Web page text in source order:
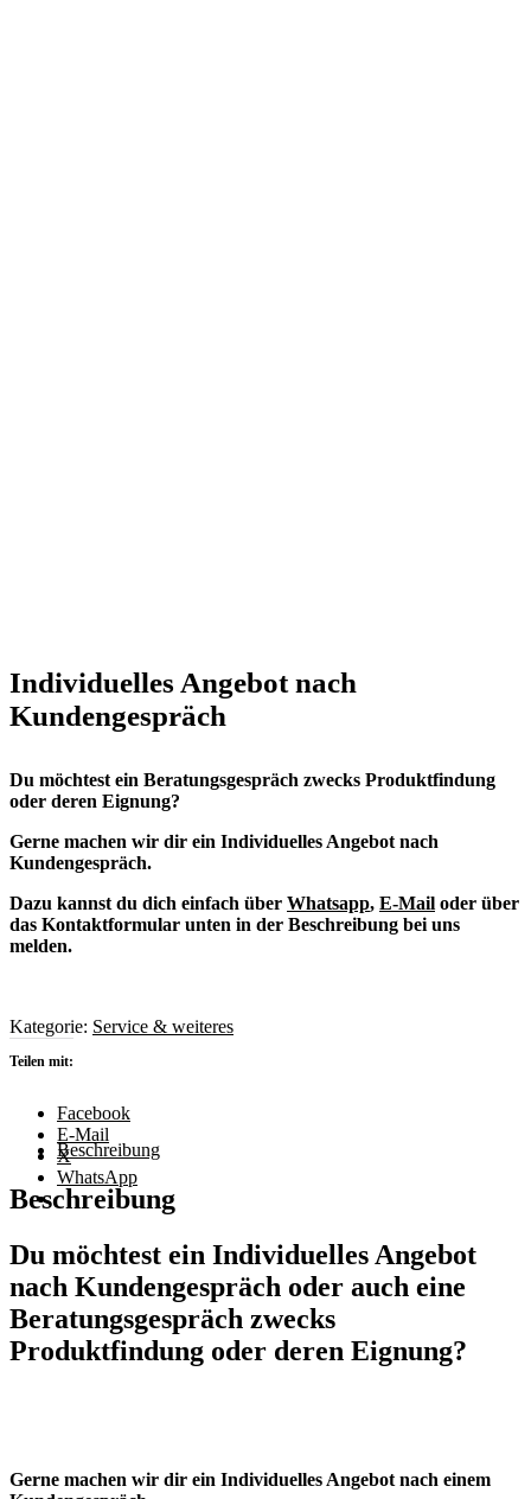
Individuelles Angebot nach
Kundengespräch
Du möchtest ein Beratungsgespräch zwecks Produktfindung
oder deren Eignung?
Gerne machen wir dir ein Individuelles Angebot nach
Kundengespräch.
Dazu kannst du dich einfach über Whatsapp, E-Mail oder über
das Kontaktformular unten in der Beschreibung bei uns
melden.
Kategorie: Service & weiteres
Teilen mit:
Facebook
E-Mail
X
WhatsApp
Beschreibung
Beschreibung
Du möchtest ein Individuelles Angebot
nach Kundengespräch oder auch eine
Beratungsgespräch zwecks
Produktfindung oder deren Eignung?
Gerne machen wir dir ein Individuelles Angebot nach einem